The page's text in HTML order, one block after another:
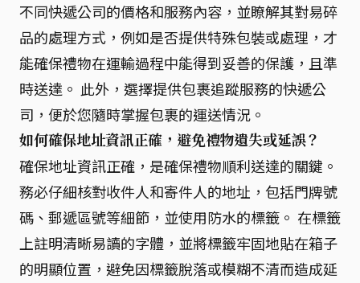
不同快遞公司的價格和服務內容，並瞭解其對易碎
品的處理方式，例如是否提供特殊包裝或處理，才
能確保禮物在運輸過程中能得到妥善的保護，且準
時送達。 此外，選擇提供包裹追蹤服務的快遞公
司，便於您隨時掌握包裹的運送情況。
如何確保地址資訊正確，避免禮物遺失或延誤？
確保地址資訊正確，是確保禮物順利送達的關鍵。
務必仔細核對收件人和寄件人的地址，包括門牌號
碼、郵遞區號等細節，並使用防水的標籤。 在標籤
上註明清晰易讀的字體，並將標籤牢固地貼在箱子
的明顯位置，避免因標籤脫落或模糊不清而造成延